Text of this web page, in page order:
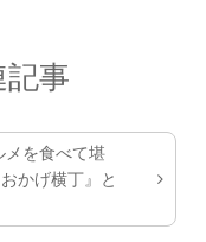
事
メを食べて堪
かげ横丁』と